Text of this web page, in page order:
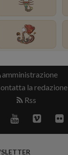
amministrazione
la redazione
Rss